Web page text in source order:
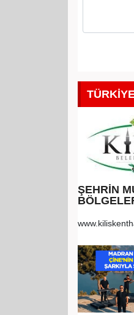
ŞEHRİN
VE
İŞİ